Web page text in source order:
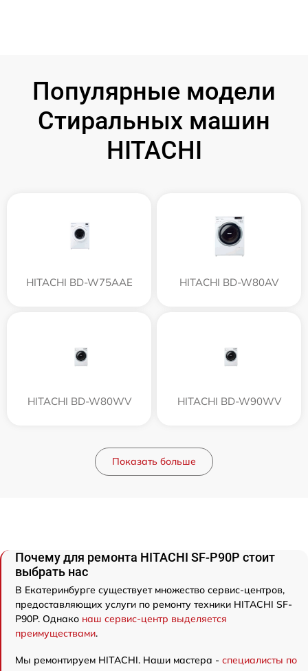
Популярные модели
Стиральных машин
HITACHI
HITACHI BD-W75AAE HITACHI BD-W80AV
HITACHI BD-W80WV HITACHI BD-W90WV
Показать больше
Почему для ремонта HITACHI SF-P90P стоит
выбрать нас
В Екатеринбурге существует множество сервис-центров,
предоставляющих услуги по ремонту техники HITACHI SF-
P90P. Однако наш сервис-центр выделяется
преимуществами.
Мы ремонтируем HITACHI. Наши мастера - специалисты по